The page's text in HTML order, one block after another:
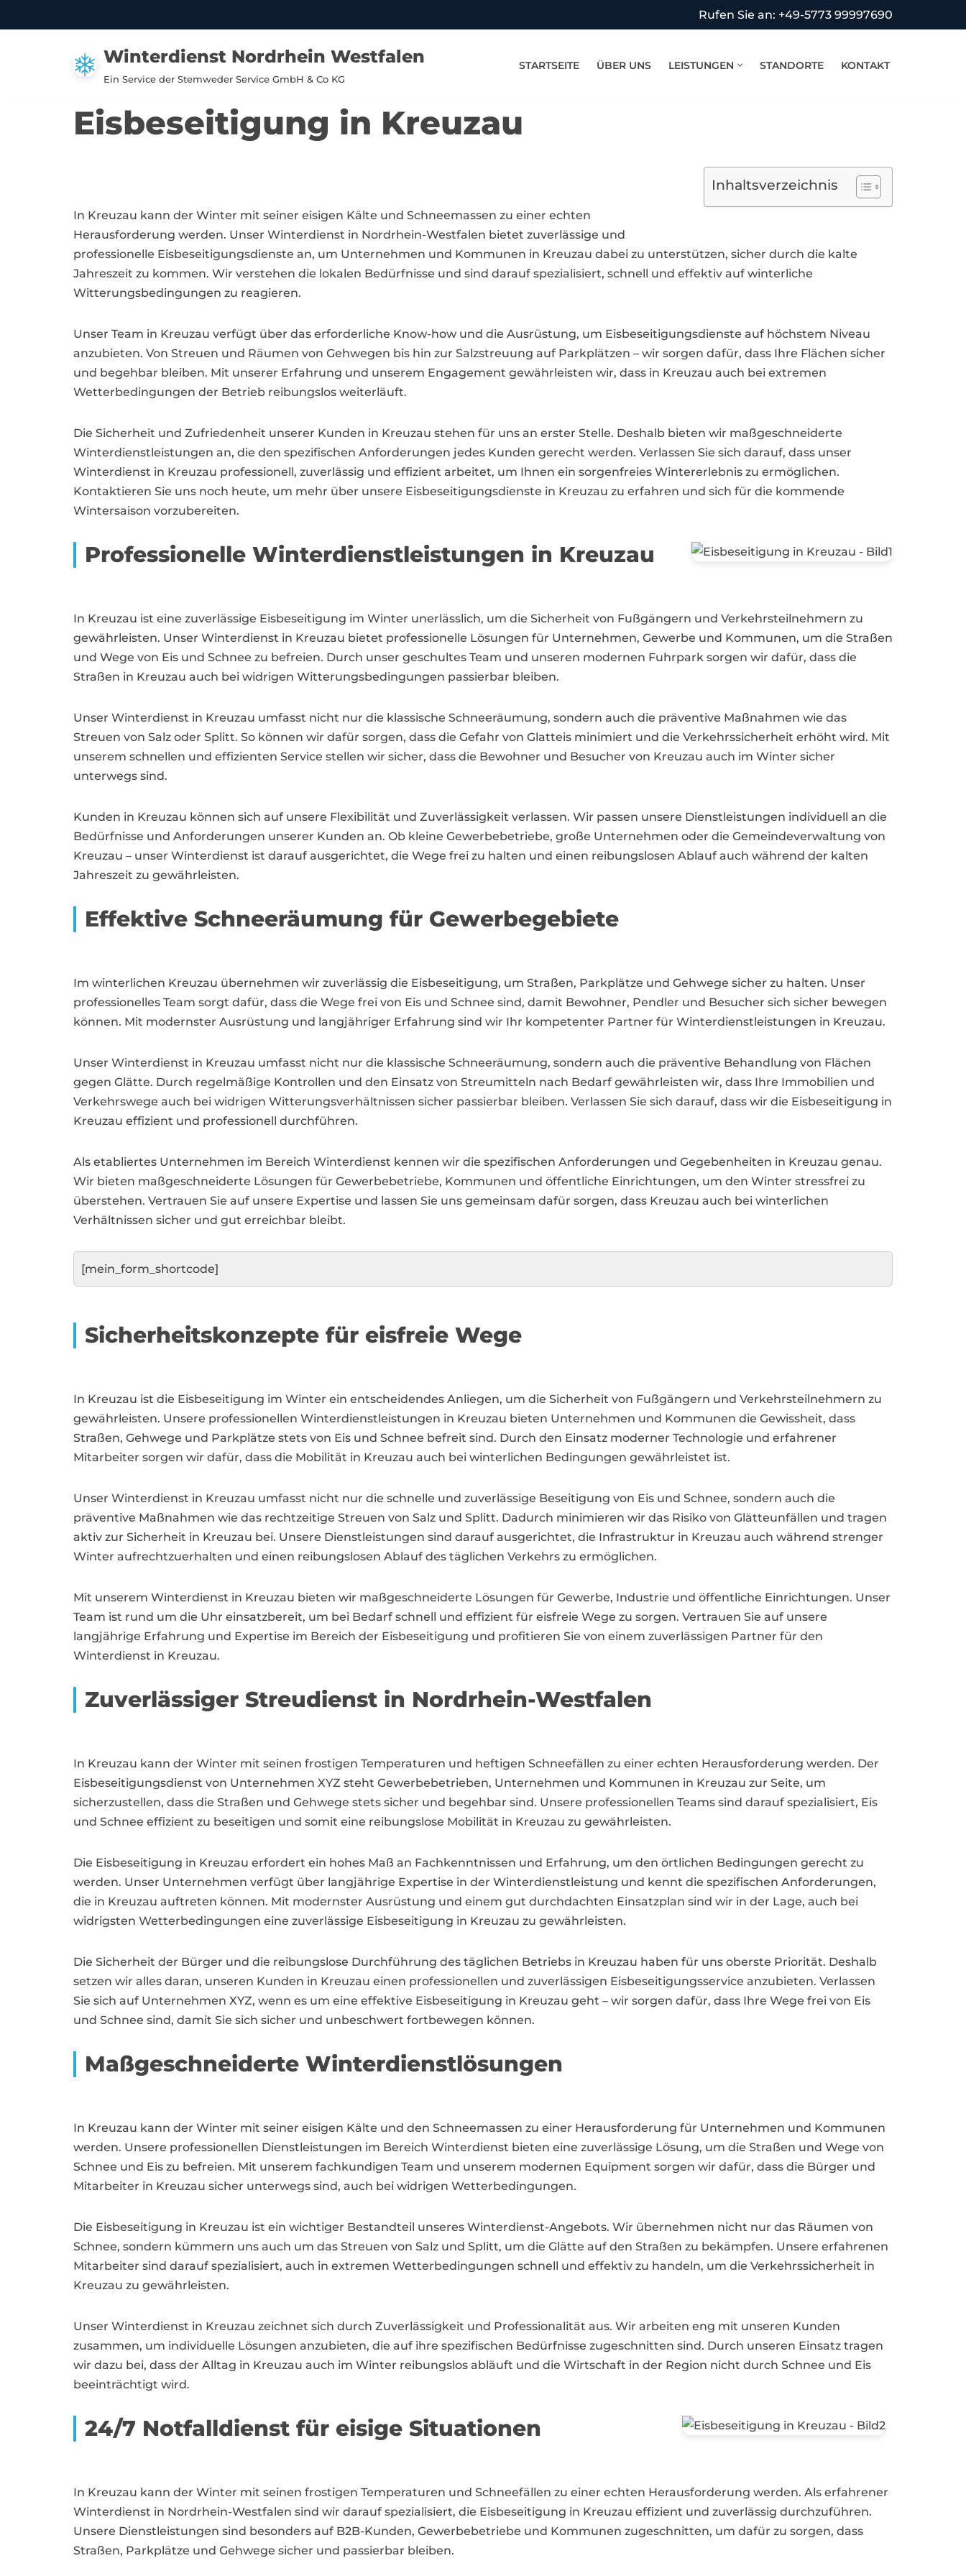
Rufen Sie an: +49-5773 99997690
Winterdienst Nordrhein Westfalen
Ein Service der Stemweder Service GmbH & Co KG
STARTSEITE ÜBER UNS LEISTUNGEN STANDORTE KONTAKT
Eisbeseitigung in Kreuzau
Inhaltsverzeichnis
In Kreuzau kann der Winter mit seiner eisigen Kälte und Schneemassen zu einer echten
Herausforderung werden. Unser Winterdienst in Nordrhein-Westfalen bietet zuverlässige und
professionelle Eisbeseitigungsdienste an, um Unternehmen und Kommunen in Kreuzau dabei zu unterstützen, sicher durch die kalte
Jahreszeit zu kommen. Wir verstehen die lokalen Bedürfnisse und sind darauf spezialisiert, schnell und effektiv auf winterliche
Witterungsbedingungen zu reagieren.
Unser Team in Kreuzau verfügt über das erforderliche Know-how und die Ausrüstung, um Eisbeseitigungsdienste auf höchstem Niveau
anzubieten. Von Streuen und Räumen von Gehwegen bis hin zur Salzstreuung auf Parkplätzen – wir sorgen dafür, dass Ihre Flächen sicher
und begehbar bleiben. Mit unserer Erfahrung und unserem Engagement gewährleisten wir, dass in Kreuzau auch bei extremen
Wetterbedingungen der Betrieb reibungslos weiterläuft.
Die Sicherheit und Zufriedenheit unserer Kunden in Kreuzau stehen für uns an erster Stelle. Deshalb bieten wir maßgeschneiderte
Winterdienstleistungen an, die den spezifischen Anforderungen jedes Kunden gerecht werden. Verlassen Sie sich darauf, dass unser
Winterdienst in Kreuzau professionell, zuverlässig und effizient arbeitet, um Ihnen ein sorgenfreies Wintererlebnis zu ermöglichen.
Kontaktieren Sie uns noch heute, um mehr über unsere Eisbeseitigungsdienste in Kreuzau zu erfahren und sich für die kommende
Wintersaison vorzubereiten.
Professionelle Winterdienstleistungen in Kreuzau
In Kreuzau ist eine zuverlässige Eisbeseitigung im Winter unerlässlich, um die Sicherheit von Fußgängern und Verkehrsteilnehmern zu
gewährleisten. Unser Winterdienst in Kreuzau bietet professionelle Lösungen für Unternehmen, Gewerbe und Kommunen, um die Straßen
und Wege von Eis und Schnee zu befreien. Durch unser geschultes Team und unseren modernen Fuhrpark sorgen wir dafür, dass die
Straßen in Kreuzau auch bei widrigen Witterungsbedingungen passierbar bleiben.
Unser Winterdienst in Kreuzau umfasst nicht nur die klassische Schneeräumung, sondern auch die präventive Maßnahmen wie das
Streuen von Salz oder Splitt. So können wir dafür sorgen, dass die Gefahr von Glatteis minimiert und die Verkehrssicherheit erhöht wird. Mit
unserem schnellen und effizienten Service stellen wir sicher, dass die Bewohner und Besucher von Kreuzau auch im Winter sicher
unterwegs sind.
Kunden in Kreuzau können sich auf unsere Flexibilität und Zuverlässigkeit verlassen. Wir passen unsere Dienstleistungen individuell an die
Bedürfnisse und Anforderungen unserer Kunden an. Ob kleine Gewerbebetriebe, große Unternehmen oder die Gemeindeverwaltung von
Kreuzau – unser Winterdienst ist darauf ausgerichtet, die Wege frei zu halten und einen reibungslosen Ablauf auch während der kalten
Jahreszeit zu gewährleisten.
Effektive Schneeräumung für Gewerbegebiete
Im winterlichen Kreuzau übernehmen wir zuverlässig die Eisbeseitigung, um Straßen, Parkplätze und Gehwege sicher zu halten. Unser
professionelles Team sorgt dafür, dass die Wege frei von Eis und Schnee sind, damit Bewohner, Pendler und Besucher sich sicher bewegen
können. Mit modernster Ausrüstung und langjähriger Erfahrung sind wir Ihr kompetenter Partner für Winterdienstleistungen in Kreuzau.
Unser Winterdienst in Kreuzau umfasst nicht nur die klassische Schneeräumung, sondern auch die präventive Behandlung von Flächen
gegen Glätte. Durch regelmäßige Kontrollen und den Einsatz von Streumitteln nach Bedarf gewährleisten wir, dass Ihre Immobilien und
Verkehrswege auch bei widrigen Witterungsverhältnissen sicher passierbar bleiben. Verlassen Sie sich darauf, dass wir die Eisbeseitigung in
Kreuzau effizient und professionell durchführen.
Als etabliertes Unternehmen im Bereich Winterdienst kennen wir die spezifischen Anforderungen und Gegebenheiten in Kreuzau genau.
Wir bieten maßgeschneiderte Lösungen für Gewerbebetriebe, Kommunen und öffentliche Einrichtungen, um den Winter stressfrei zu
überstehen. Vertrauen Sie auf unsere Expertise und lassen Sie uns gemeinsam dafür sorgen, dass Kreuzau auch bei winterlichen
Verhältnissen sicher und gut erreichbar bleibt.
[mein_form_shortcode]
Sicherheitskonzepte für eisfreie Wege
In Kreuzau ist die Eisbeseitigung im Winter ein entscheidendes Anliegen, um die Sicherheit von Fußgängern und Verkehrsteilnehmern zu
gewährleisten. Unsere professionellen Winterdienstleistungen in Kreuzau bieten Unternehmen und Kommunen die Gewissheit, dass
Straßen, Gehwege und Parkplätze stets von Eis und Schnee befreit sind. Durch den Einsatz moderner Technologie und erfahrener
Mitarbeiter sorgen wir dafür, dass die Mobilität in Kreuzau auch bei winterlichen Bedingungen gewährleistet ist.
Unser Winterdienst in Kreuzau umfasst nicht nur die schnelle und zuverlässige Beseitigung von Eis und Schnee, sondern auch die
präventive Maßnahmen wie das rechtzeitige Streuen von Salz und Splitt. Dadurch minimieren wir das Risiko von Glätteunfällen und tragen
aktiv zur Sicherheit in Kreuzau bei. Unsere Dienstleistungen sind darauf ausgerichtet, die Infrastruktur in Kreuzau auch während strenger
Winter aufrechtzuerhalten und einen reibungslosen Ablauf des täglichen Verkehrs zu ermöglichen.
Mit unserem Winterdienst in Kreuzau bieten wir maßgeschneiderte Lösungen für Gewerbe, Industrie und öffentliche Einrichtungen. Unser
Team ist rund um die Uhr einsatzbereit, um bei Bedarf schnell und effizient für eisfreie Wege zu sorgen. Vertrauen Sie auf unsere
langjährige Erfahrung und Expertise im Bereich der Eisbeseitigung und profitieren Sie von einem zuverlässigen Partner für den
Winterdienst in Kreuzau.
Zuverlässiger Streudienst in Nordrhein-Westfalen
In Kreuzau kann der Winter mit seinen frostigen Temperaturen und heftigen Schneefällen zu einer echten Herausforderung werden. Der
Eisbeseitigungsdienst von Unternehmen XYZ steht Gewerbebetrieben, Unternehmen und Kommunen in Kreuzau zur Seite, um
sicherzustellen, dass die Straßen und Gehwege stets sicher und begehbar sind. Unsere professionellen Teams sind darauf spezialisiert, Eis
und Schnee effizient zu beseitigen und somit eine reibungslose Mobilität in Kreuzau zu gewährleisten.
Die Eisbeseitigung in Kreuzau erfordert ein hohes Maß an Fachkenntnissen und Erfahrung, um den örtlichen Bedingungen gerecht zu
werden. Unser Unternehmen verfügt über langjährige Expertise in der Winterdienstleistung und kennt die spezifischen Anforderungen,
die in Kreuzau auftreten können. Mit modernster Ausrüstung und einem gut durchdachten Einsatzplan sind wir in der Lage, auch bei
widrigsten Wetterbedingungen eine zuverlässige Eisbeseitigung in Kreuzau zu gewährleisten.
Die Sicherheit der Bürger und die reibungslose Durchführung des täglichen Betriebs in Kreuzau haben für uns oberste Priorität. Deshalb
setzen wir alles daran, unseren Kunden in Kreuzau einen professionellen und zuverlässigen Eisbeseitigungsservice anzubieten. Verlassen
Sie sich auf Unternehmen XYZ, wenn es um eine effektive Eisbeseitigung in Kreuzau geht – wir sorgen dafür, dass Ihre Wege frei von Eis
und Schnee sind, damit Sie sich sicher und unbeschwert fortbewegen können.
Maßgeschneiderte Winterdienstlösungen
In Kreuzau kann der Winter mit seiner eisigen Kälte und den Schneemassen zu einer Herausforderung für Unternehmen und Kommunen
werden. Unsere professionellen Dienstleistungen im Bereich Winterdienst bieten eine zuverlässige Lösung, um die Straßen und Wege von
Schnee und Eis zu befreien. Mit unserem fachkundigen Team und unserem modernen Equipment sorgen wir dafür, dass die Bürger und
Mitarbeiter in Kreuzau sicher unterwegs sind, auch bei widrigen Wetterbedingungen.
Die Eisbeseitigung in Kreuzau ist ein wichtiger Bestandteil unseres Winterdienst-Angebots. Wir übernehmen nicht nur das Räumen von
Schnee, sondern kümmern uns auch um das Streuen von Salz und Splitt, um die Glätte auf den Straßen zu bekämpfen. Unsere erfahrenen
Mitarbeiter sind darauf spezialisiert, auch in extremen Wetterbedingungen schnell und effektiv zu handeln, um die Verkehrssicherheit in
Kreuzau zu gewährleisten.
Unser Winterdienst in Kreuzau zeichnet sich durch Zuverlässigkeit und Professionalität aus. Wir arbeiten eng mit unseren Kunden
zusammen, um individuelle Lösungen anzubieten, die auf ihre spezifischen Bedürfnisse zugeschnitten sind. Durch unseren Einsatz tragen
wir dazu bei, dass der Alltag in Kreuzau auch im Winter reibungslos abläuft und die Wirtschaft in der Region nicht durch Schnee und Eis
beeinträchtigt wird.
24/7 Notfalldienst für eisige Situationen
In Kreuzau kann der Winter mit seinen frostigen Temperaturen und Schneefällen zu einer echten Herausforderung werden. Als erfahrener
Winterdienst in Nordrhein-Westfalen sind wir darauf spezialisiert, die Eisbeseitigung in Kreuzau effizient und zuverlässig durchzuführen.
Unsere Dienstleistungen sind besonders auf B2B-Kunden, Gewerbebetriebe und Kommunen zugeschnitten, um dafür zu sorgen, dass
Straßen, Parkplätze und Gehwege sicher und passierbar bleiben.